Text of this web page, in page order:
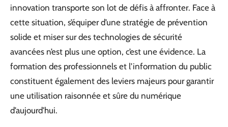
innovation transporte son lot de défis à affronter. Face à
cette situation, s’équiper d’une stratégie de prévention
solide et miser sur des technologies de sécurité
avancées n’est plus une option, c’est une évidence. La
formation des professionnels et l’information du public
constituent également des leviers majeurs pour garantir
une utilisation raisonnée et sûre du numérique
d’aujourd’hui.